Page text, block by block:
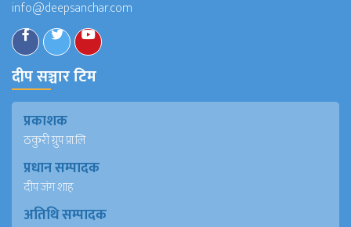
info@deepsanchar.com
दीप सञ्चार टिम
प्रकाशक
ठकुरी ग्रुप प्रा.लि
प्रधान सम्पादक
दीप जंग शाह
अतिथि सम्पादक